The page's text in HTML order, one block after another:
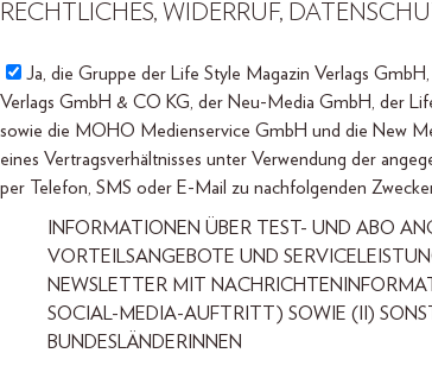
RECHTLICHES, WIDERRUF,
Ja, die Gruppe der Life Style Magazin Verlags
Verlags GmbH & CO KG, der Neu-Media GmbH, der
sowie die MOHO Medienservice GmbH und die New
eines Vertragsverhältnisses unter Verwendung der
per Telefon, SMS oder E-Mail zu nachfolgenden
INFORMATIONEN ÜBER TEST- UND ABO
VORTEILSANGEBOTE UND
NEWSLETTER MIT
SOCIAL-MEDIA-AUFTRITT) SOWIE (II)
BUNDESLÄNDERINNEN